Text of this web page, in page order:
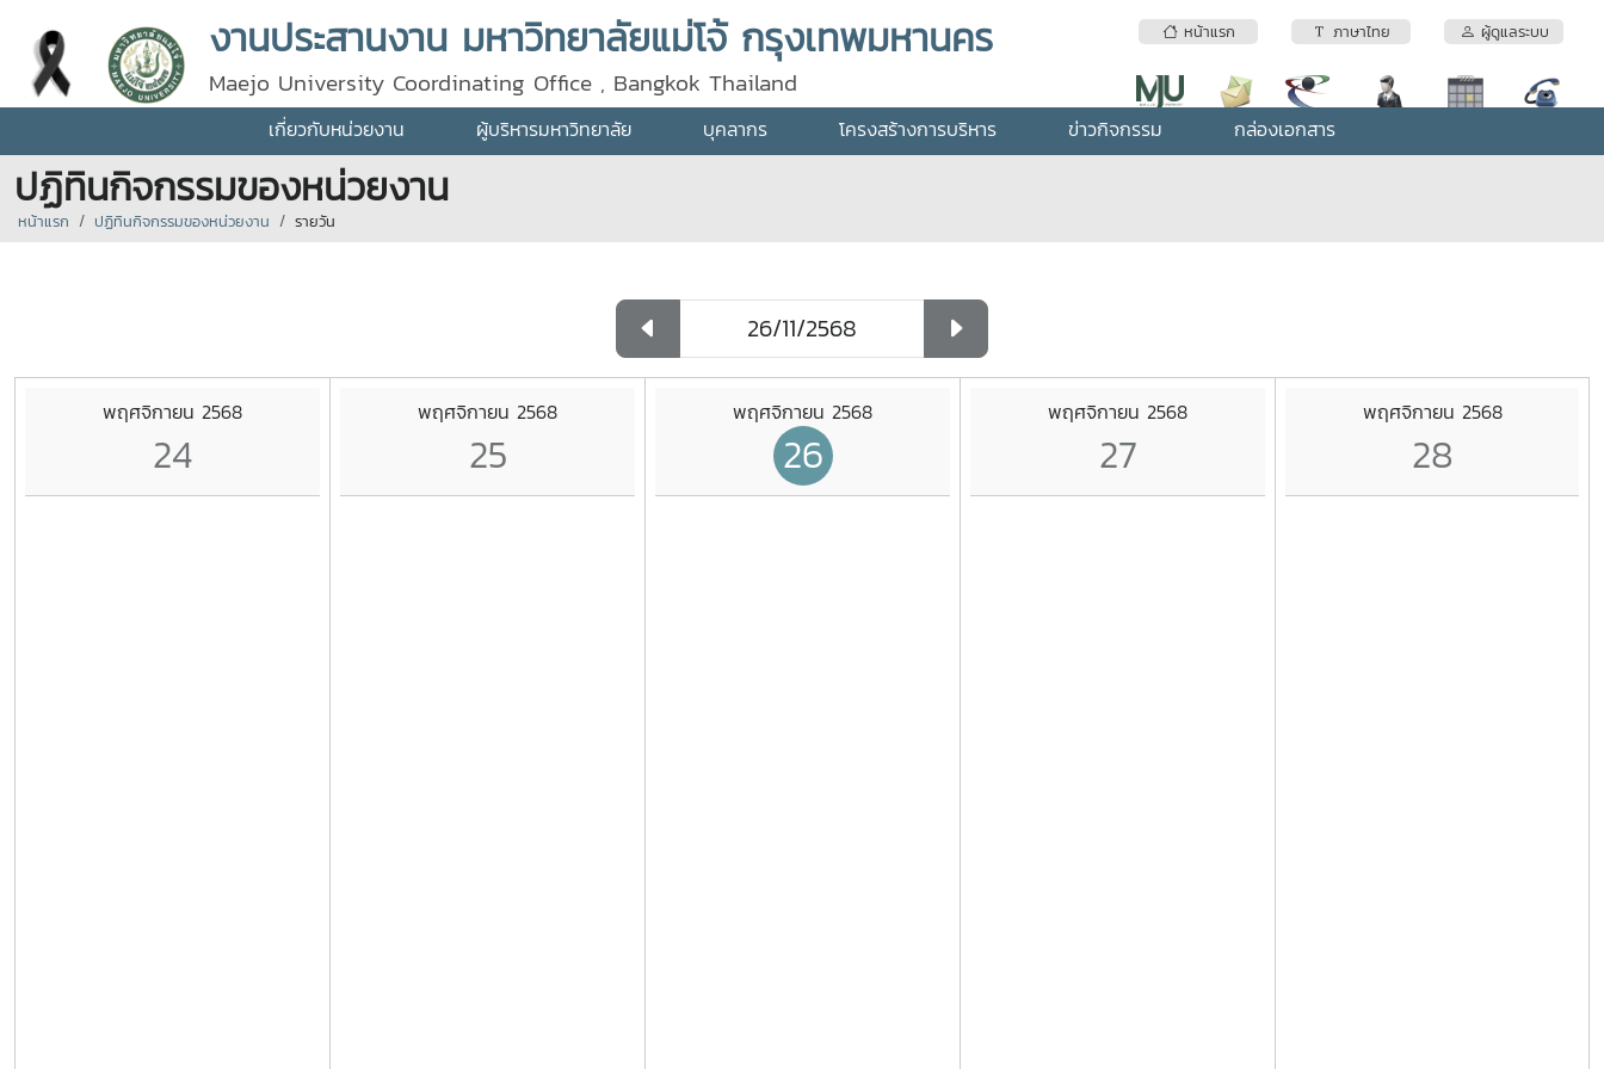
หน้าแรก ภาษาไทย ผู้ดูแลระบบ
งานประสานงาน มหาวิทยาลัยแม่โจ้ กรุงเทพมหานคร
Maejo University Coordinating Office , Bangkok Thailand
เกี่ยวกับหน่วยงาน ผู้บริหารมหาวิทยาลัย บุคลากร โครงสร้างการบริหาร ข่าวกิจกรรม กล่องเอกสาร
ปฏิทินกิจกรรมของหน่วยงาน
หน้าแรก ปฏิทินกิจกรรมของหน่วยงาน รายวัน
พฤศจิกายน 2568
24
พฤศจิกายน 2568
25
พฤศจิกายน 2568
26
พฤศจิกายน 2568
27
พฤศจิกายน 2568
28